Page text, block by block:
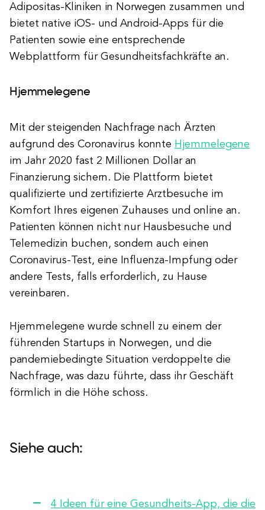
Adipositas-Kliniken in Norwegen zusammen und
bietet native iOS- und Android-Apps für die
Patienten sowie eine entsprechende
Webplattform für Gesundheitsfachkräfte an.
Hjemmelegene
Mit der steigenden Nachfrage nach Ärzten
aufgrund des Coronavirus konnte Hjemmelegene
im Jahr 2020 fast 2 Millionen Dollar an
Finanzierung sichern. Die Plattform bietet
qualifizierte und zertifizierte Arztbesuche im
Komfort Ihres eigenen Zuhauses und online an.
Patienten können nicht nur Hausbesuche und
Telemedizin buchen, sondern auch einen
Coronavirus-Test, eine Influenza-Impfung oder
andere Tests, falls erforderlich, zu Hause
vereinbaren.
Hjemmelegene wurde schnell zu einem der
führenden Startups in Norwegen, und die
pandemiebedingte Situation verdoppelte die
Nachfrage, was dazu führte, dass ihr Geschäft
förmlich in die Höhe schoss.
Siehe auch:
4 Ideen für eine Gesundheits-App, die die